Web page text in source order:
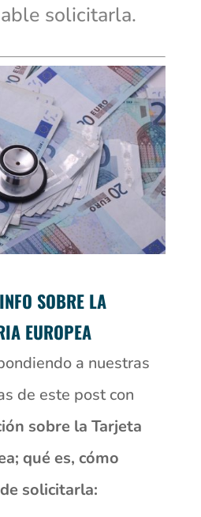
solicitarla.
SOBRE LA
EUROPEA
a nuestras
de este post con
sobre la Tarjeta
qué es, cómo
solicitarla: